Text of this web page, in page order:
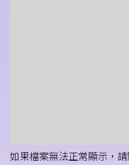
如果檔案無法正常顯示，請